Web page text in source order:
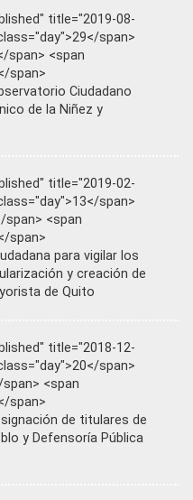
title="2019-08-
span>
span> <span
span>
Ciudadano
de la Niñez y
title="2019-02-
span>
span> <span
span>
para vigilar los
y creación de
de Quito
title="2018-12-
span>
<span
span>
de titulares de
y Defensoría Pública